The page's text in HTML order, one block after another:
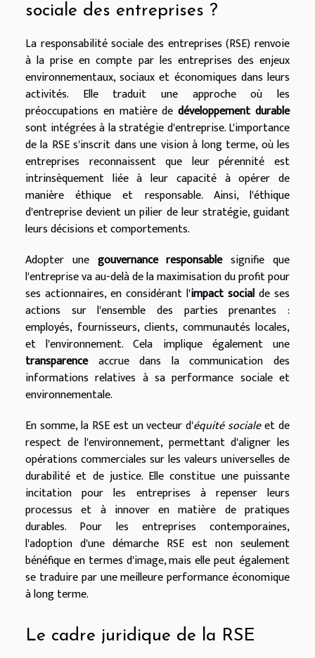
sociale des entreprises ?
La responsabilité sociale des entreprises (RSE) renvoie
à la prise en compte par les entreprises des enjeux
environnementaux, sociaux et économiques dans leurs
activités. Elle traduit une approche où les
préoccupations en matière dedéveloppement durable
sont intégrées à la stratégie d'entreprise. L'importance
de la RSE s'inscrit dans une vision à long terme, où les
entreprises reconnaissent que leur pérennité est
intrinsèquement liée à leur capacité à opérer de
manière éthique et responsable. Ainsi, l'éthique
d'entreprise devient un pilier de leur stratégie, guidant
leurs décisions et comportements.
Adopter une gouvernance responsablesignifie que
l'entreprise va au-delà de la maximisation du profit pour
ses actionnaires, en considérant l'impact social de ses
actions sur l'ensemble des parties prenantes :
employés, fournisseurs, clients, communautés locales,
et l'environnement. Cela implique également une
transparenceaccrue dans la communication des
informations relatives à sa performance sociale et
environnementale.
En somme, la RSE est un vecteur d'équité socialeet de
respect de l'environnement, permettant d'aligner les
opérations commerciales sur les valeurs universelles de
durabilité et de justice. Elle constitue une puissante
incitation pour les entreprises à repenser leurs
processus et à innover en matière de pratiques
durables. Pour les entreprises contemporaines,
l'adoption d'une démarche RSE est non seulement
bénéfique en termes d'image, mais elle peut également
se traduire par une meilleure performance économique
à long terme.
Le cadre juridique de la RSE